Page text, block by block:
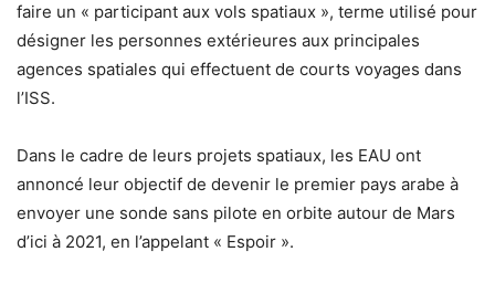
faire un « participant aux vols spatiaux », terme utilisé pour
désigner les personnes extérieures aux principales
agences spatiales qui effectuent de courts voyages dans
l’ISS.
Dans le cadre de leurs projets spatiaux, les EAU ont
annoncé leur objectif de devenir le premier pays arabe à
envoyer une sonde sans pilote en orbite autour de Mars
d’ici à 2021, en l’appelant « Espoir ».